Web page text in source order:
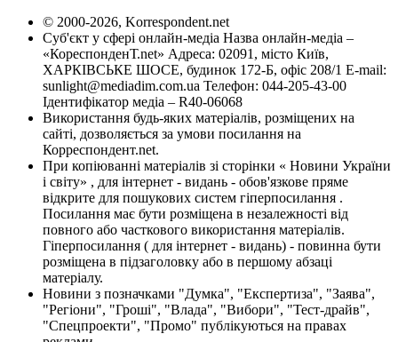
© 2000-2026, Korrespondent.net
Суб'єкт у сфері онлайн-медіа Назва онлайн-медіа –
«КореспонденТ.net» Адреса: 02091, місто Київ,
ХАРКІВСЬКЕ ШОСЕ, будинок 172-Б, офіс 208/1 E-mail:
sunlight@mediadim.com.ua Телефон: 044-205-43-00
Ідентифікатор медіа – R40-06068
Використання будь-яких матеріалів, розміщених на
сайті, дозволяється за умови посилання на
Корреспондент.net.
При копіюванні матеріалів зі сторінки « Новини України
і світу» , для інтернет - видань - обов'язкове пряме
відкрите для пошукових систем гіперпосилання .
Посилання має бути розміщена в незалежності від
повного або часткового використання матеріалів.
Гіперпосилання ( для інтернет - видань) - повинна бути
розміщена в підзаголовку або в першому абзаці
матеріалу.
Новини з позначками "Думка", "Експертиза", "Заява",
"Регіони", "Гроші", "Влада", "Вибори", "Тест-драйв",
"Спецпроекти", "Промо" публікуються на правах